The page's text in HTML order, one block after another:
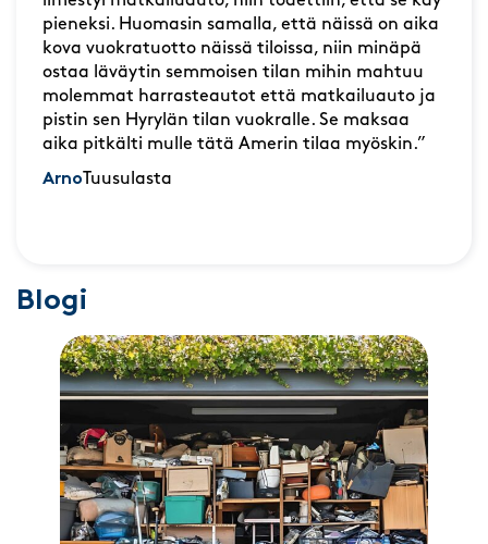
pieneksi. Huomasin samalla, että näissä on aika
kova vuokratuotto näissä tiloissa, niin minäpä
ostaa läväytin semmoisen tilan mihin mahtuu
molemmat harrasteautot että matkailuauto ja
pistin sen Hyrylän tilan vuokralle. Se maksaa
aika pitkälti mulle tätä Amerin tilaa myöskin.”
ArnoTuusulasta
Blogi